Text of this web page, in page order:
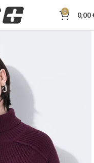
0 0,00